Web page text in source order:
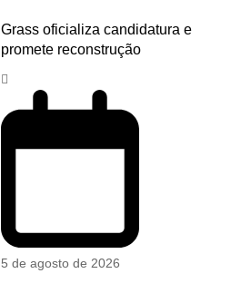
Grass oficializa candidatura e
promete reconstrução
5 de agosto de 2026